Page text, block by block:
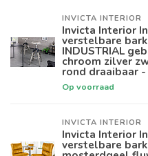
INVICTA INTERIOR
Invicta Interior
verstelbare
INDUSTRIAL
chroom zilver
rond draaibaar -
Op voorraad
INVICTA INTERIOR
Invicta Interior
verstelbare